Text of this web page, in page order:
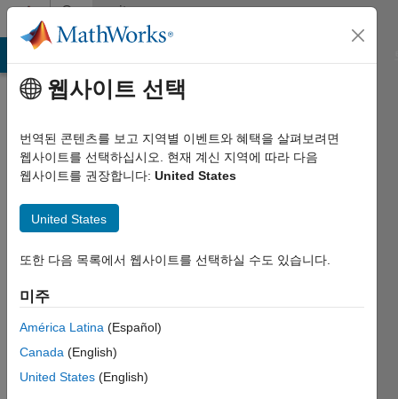
콘텐츠로 바로 가기
Community
Profile
JD
Last
초과 전
2019년부터
Followers:
웹사이트 선택
번역된 콘텐츠를 보고 지역별 이벤트와 혜택을 살펴보려면
웹사이트를 선택하십시오. 현재 계신 지역에 따라 다음
웹사이트를 권장합니다: United States
United States
또한 다음 목록에서 웹사이트를 선택하실 수도 있습니다.
미주
América Latina (Español)
Canada (English)
United States (English)